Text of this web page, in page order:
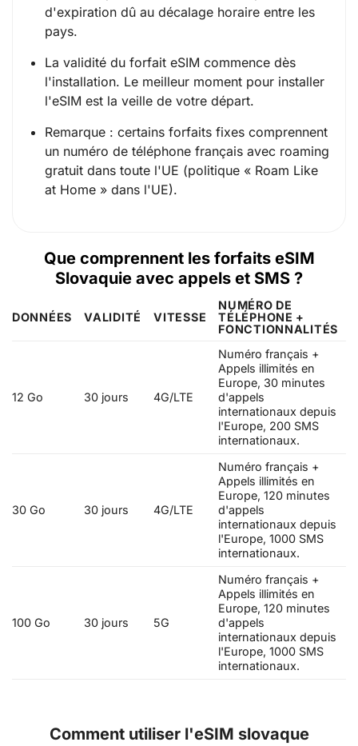
d'expiration dû au décalage horaire entre les
pays.
La validité du forfait eSIM commence dès
l'installation. Le meilleur moment pour installer
l'eSIM est la veille de votre départ.
Remarque : certains forfaits fixes comprennent
un numéro de téléphone français avec roaming
gratuit dans toute l'UE (politique « Roam Like
at Home » dans l'UE).
Que comprennent les forfaits eSIM
Slovaquie avec appels et SMS ?
DONNÉES VALIDITÉ VITESSE
NUMÉRO DE
TÉLÉPHONE +
FONCTIONNALITÉS
12 Go 30 jours 4G/LTE
Numéro français +
Appels illimités en
Europe, 30 minutes
d'appels
internationaux depuis
l'Europe, 200 SMS
internationaux.
30 Go 30 jours 4G/LTE
Numéro français +
Appels illimités en
Europe, 120 minutes
d'appels
internationaux depuis
l'Europe, 1000 SMS
internationaux.
100 Go 30 jours 5G
Numéro français +
Appels illimités en
Europe, 120 minutes
d'appels
internationaux depuis
l'Europe, 1000 SMS
internationaux.
Comment utiliser l'eSIM slovaque